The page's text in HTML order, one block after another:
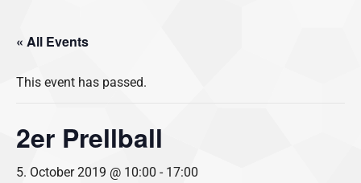
« All Events
This event has passed.
2er Prellball
5. October 2019 @ 10:00 - 17:00